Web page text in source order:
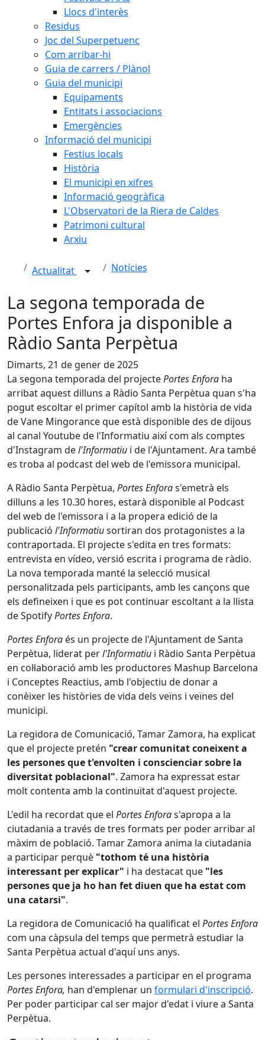
Llocs d'interès
Residus
Joc del Superpetuenc
Com arribar-hi
Guia de carrers / Plànol
Guia del municipi
Equipaments
Entitats i associacions
Emergències
Informació del municipi
Festius locals
Història
El municipi en xifres
Informació geogràfica
L'Observatori de la Riera de Caldes
Patrimoni cultural
Arxiu
Actualitat Notícies
La segona temporada de
Portes Enfora ja disponible a
Ràdio Santa Perpètua
Dimarts, 21 de gener de 2025
La segona temporada del projectePortes Enfora ha
arribat aquest dilluns a Ràdio Santa Perpètua quan s'ha
pogut escoltar el primer capítol amb la història de vida
de Vane Mingorance que està disponible des de dijous
al canal Youtube de l'Informatiu així com als comptes
d'Instagram del'Informatiu i de l'Ajuntament. Ara també
es troba al podcast del web de l'emissora municipal.
A Ràdio Santa Perpètua, Portes Enforas'emetrà els
dilluns a les 10.30 hores, estarà disponible al Podcast
del web de l'emissora i a la propera edició de la
publicació l'Informatiusortiran dos protagonistes a la
contraportada. El projecte s'edita en tres formats:
entrevista en vídeo, versió escrita i programa de ràdio.
La nova temporada manté la selecció musical
personalitzada pels participants, amb les cançons que
els defineixen i que es pot continuar escoltant a la llista
de SpotifyPortes Enfora.
Portes Enfora és un projecte de l'Ajuntament de Santa
Perpètua, liderat perl'Informatiu i Ràdio Santa Perpètua
en col·laboració amb les productores Mashup Barcelona
i Conceptes Reactius, amb l'objectiu de donar a
conèixer les històries de vida dels veïns i veïnes del
municipi.
La regidora de Comunicació, Tamar Zamora, ha explicat
que el projecte pretén "crear comunitat coneixent a
les persones que t'envolten i conscienciar sobre la
diversitat poblacional". Zamora ha expressat estar
molt contenta amb la continuïtat d'aquest projecte.
L'edil ha recordat que el Portes Enforas'apropa a la
ciutadania a través de tres formats per poder arribar al
màxim de població. Tamar Zamora anima la ciutadania
a participar perquè "tothom té una història
interessant per explicar" i ha destacat que "les
persones que ja ho han fet diuen que ha estat com
una catarsi".
La regidora de Comunicació ha qualificat el Portes Enfora
com una càpsula del temps que permetrà estudiar la
Santa Perpètua actual d'aquí uns anys.
Les persones interessades a participar en el programa
Portes Enfora, han d'emplenar un formulari d'inscripció.
Per poder participar cal ser major d'edat i viure a Santa
Perpètua.